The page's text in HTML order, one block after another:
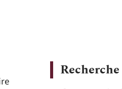
Recherche